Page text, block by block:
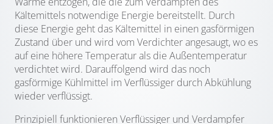
Kältemittels notwendige Energie bereitstellt. Durch
diese Energie geht das Kältemittel in einen gasförmigen
Zustand über und wird vom Verdichter angesaugt, wo es
auf eine höhere Temperatur als die Außentemperatur
verdichtet wird. Darauffolgend wird das noch
gasförmige Kühlmittel im Verflüssiger durch Abkühlung
wieder verflüssigt.
Prinzipiell funktionieren Verflüssiger und Verdampfer